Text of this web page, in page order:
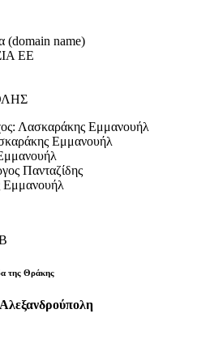
(domain name)
ΕΕ
Λασκαράκης Εμμανουήλ
Εμμανουήλ
Πανταζίδης
Εμμανουήλ
της Θράκης